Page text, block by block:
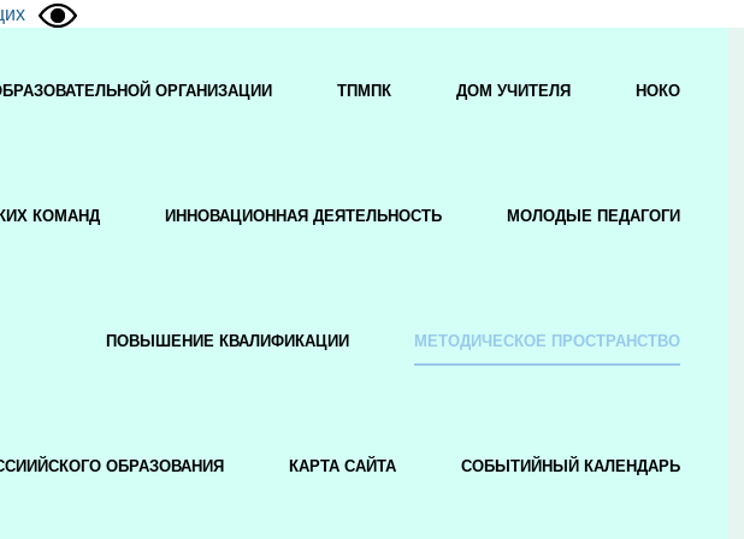
ОРГАНИЗАЦИИ ТПМПК ДОМ УЧИТЕЛЯ НОКО
КОМАНД ИННОВАЦИОННАЯ ДЕЯТЕЛЬНОСТЬ МОЛОДЫЕ ПЕДАГОГИ
ПОВЫШЕНИЕ КВАЛИФИКАЦИИ МЕТОДИЧЕСКОЕ ПРОСТРАНСТВО
ОБРАЗОВАНИЯ КАРТА САЙТА СОБЫТИЙНЫЙ КАЛЕНДАРЬ